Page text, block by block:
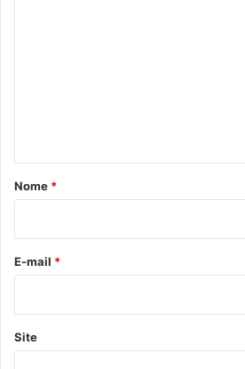
r
*
Nome *
E-mail *
Site